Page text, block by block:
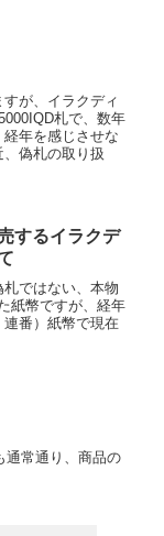
が、イラクディ
札で、数年
年を感じさせな
偽札の取り扱
するイラクデ
ではない、本物
紙幣ですが、経年
番）紙幣で現在
通常通り、商品の